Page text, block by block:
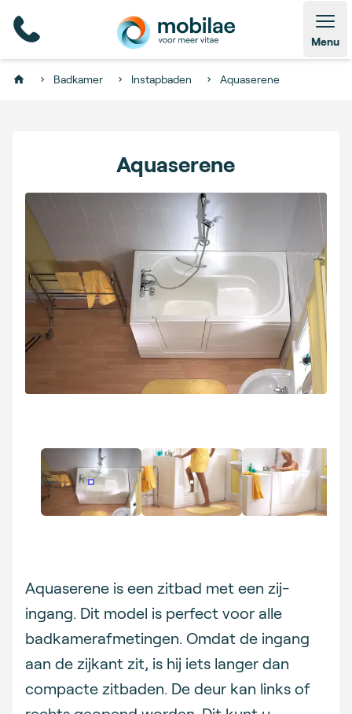
Menu
Home Badkamer Instapbaden Aquaserene
Aquaserene
Description
Aquaserene is een zitbad met een zij-
ingang. Dit model is perfect voor alle
badkamerafmetingen. Omdat de ingang
aan de zijkant zit, is hij iets langer dan
compacte zitbaden. De deur kan links of